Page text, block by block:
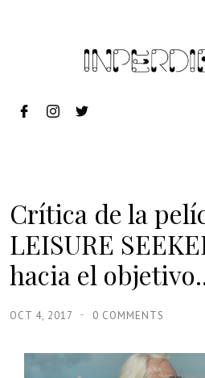
Crítica de la
LEISURE
hacia el
OCT 4, 2017 0 COMMENTS